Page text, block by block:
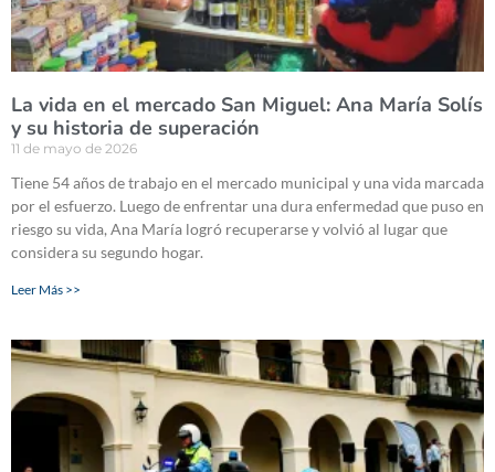
La vida en el mercado San Miguel: Ana María Solís
y su historia de superación
11 de mayo de 2026
Tiene 54 años de trabajo en el mercado municipal y una vida marcada
por el esfuerzo. Luego de enfrentar una dura enfermedad que puso en
riesgo su vida, Ana María logró recuperarse y volvió al lugar que
considera su segundo hogar.
Leer Más >>